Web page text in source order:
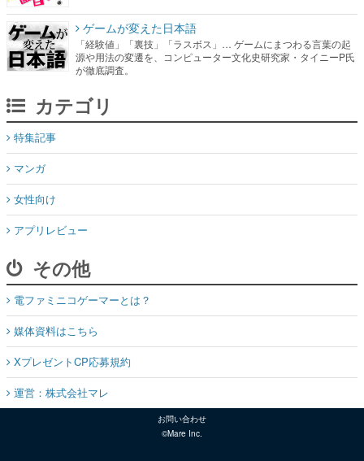
ゲームが変えた日本語
「経験値」「裏技」「ラスボス」… ゲームにまつわる言葉の起
源や用法の変遷を、コンピューター文化史研究家・タイニーP氏
が徹底調査。
カテゴリ
特集記事
マンガ
女性向け
アプリレビュー
その他
電ファミニコゲーマーとは？
媒体資料はこちら
XプレゼントCP応募規約
運営：株式会社マレ
お問い合わせ
©Mare Inc.